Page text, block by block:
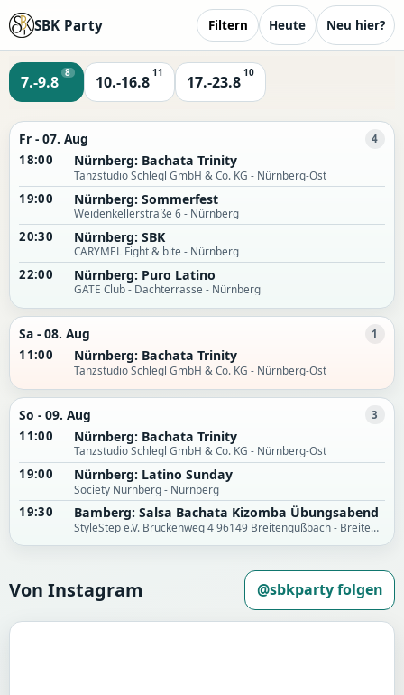
SBK Party Filtern Heute Neu hier?
7.-9.8
8
10.-16.8
11
17.-23.8
10
Fr - 07. Aug 4
18:00 Nürnberg: Bachata Trinity
Tanzstudio Schlegl GmbH & Co. KG - Nürnberg-Ost
19:00 Nürnberg: Sommerfest
Weidenkellerstraße 6 - Nürnberg
20:30 Nürnberg: SBK
CARYMEL Fight & bite - Nürnberg
22:00 Nürnberg: Puro Latino
GATE Club - Dachterrasse - Nürnberg
Sa - 08. Aug 1
11:00 Nürnberg: Bachata Trinity
Tanzstudio Schlegl GmbH & Co. KG - Nürnberg-Ost
So - 09. Aug 3
11:00 Nürnberg: Bachata Trinity
Tanzstudio Schlegl GmbH & Co. KG - Nürnberg-Ost
19:00 Nürnberg: Latino Sunday
Society Nürnberg - Nürnberg
19:30 Bamberg: Salsa Bachata Kizomba Übungsabend
StyleStep e.V. Brückenweg 4 96149 Breitengüßbach - Breitengüßbach
Von Instagram @sbkparty folgen